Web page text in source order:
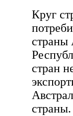
Круг
страны
стран
страны.